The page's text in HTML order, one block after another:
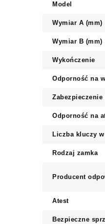
Model
Wymiar A (mm)
Wymiar B (mm)
Wykończenie
Odporność na
Zabezpieczenie
Odporność na
Liczba kluczy
Rodzaj zamka
Producent
Atest
Bezpieczne